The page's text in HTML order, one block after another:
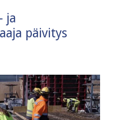
ja
päivitys